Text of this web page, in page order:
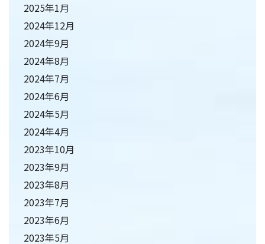
2025年1月
2024年12月
2024年9月
2024年8月
2024年7月
2024年6月
2024年5月
2024年4月
2023年10月
2023年9月
2023年8月
2023年7月
2023年6月
2023年5月